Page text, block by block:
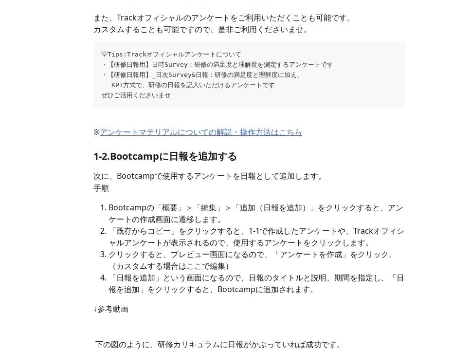
また、Trackオフィシャルのアンケートをご利用いただくことも可能です。
カスタムすることも可能ですので、是非ご利用くださいませ。
💡Tips:Trackオフィシャルアンケートについて
・【研修日報用】日時Survey：研修の満足度と理解度を測定するアンケートです
・【研修日報用】_日次Survey&日報：研修の満足度と理解度に加え、
KPT方式で、研修の日報を記入いただけるアンケートです
ぜひご活用くださいませ
※アンケートマテリアルについての解説・操作方法はこちら
1-2.Bootcampに日報を追加する
次に、Bootcampで使用するアンケートを日報として追加します。
手順
Bootcampの「概要」＞「編集」＞「追加（日報を追加）」をクリックすると、アン
ケートの作成画面に遷移します。
「既存からコピー」をクリックすると、1-1で作成したアンケートや、Trackオフィシ
ャルアンケートが表示されるので、使用するアンケートをクリックします。
クリックすると、プレビュー画面になるので、「アンケートを作成」をクリック。
（カスタムする場合はここで編集）
「日報を追加」という画面になるので、日報のタイトルと説明、期間を指定し、「日
報を追加」をクリックすると、Bootcampに追加されます。
↓参考動画
下の図のように、研修カリキュラムに日報がかぶっていれば成功です。